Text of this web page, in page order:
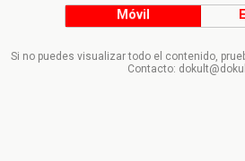
Móvil
Si no puedes visualizar todo el contenido,
Contacto: